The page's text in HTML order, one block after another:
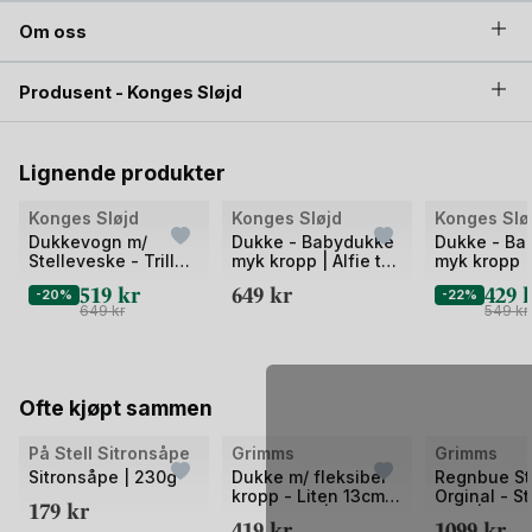
Om oss
Produsent - Konges Sløjd
Lignende produkter
Bilde
av
Konges Sløjd
Dukkevogn m/
Stelleveske - Trille |
-20% 519 kr
649kr
Bilde
av
2
Konges Sløjd
Dukke - Babydukke
myk kropp | Alfie the
649kr
Bilde
av
2
Konges
Dukke -
myk kropp
-22% 429
549kr
Ofte kjøpt sammen
Bilde
av
På Stell Sitronsåpe
Sitronsåpe | 230g
179 kr
Bilde
av
Grimms
Dukke m/ fleksibel
kropp - Liten 13cm -
Bilde
av
Grimms
Regnbue
Orginal -